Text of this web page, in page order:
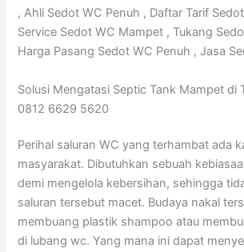
, Ahli Sedot WC Penuh , Daftar Tarif
Service Sedot WC Mampet , Tukang
Harga Pasang Sedot WC Penuh , Jasa
Solusi Mengatasi Septic Tank Mampet di
0812 6629 5620
Perihal saluran WC yang terhambat ada
masyarakat. Dibutuhkan sebuah
demi mengelola kebersihan, sehingga
saluran tersebut macet. Budaya nakal
membuang plastik shampoo atau
di lubang wc. Yang mana ini dapat